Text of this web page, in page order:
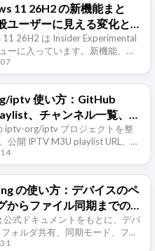
11 26H2 の新機能まと
ユーザーに見える変化と
グレードすべきか
26H2 は Insider Experimental
ーに入っています。新機能、体
アップグレード方法、今試すべ
iptv 使い方：GitHub
、チャンネル一覧、
iptv-org/iptv プロジェクトを整
公開 IPTV M3U playlist URL、
ンネルデータベース、地域/言語
の使い方：デバイスのペ
からファイル同期までの
公式ドキュメントをもとに、デバ
ォルダ共有、同期モード、ファ
ルのポート、無視ルール、ファ